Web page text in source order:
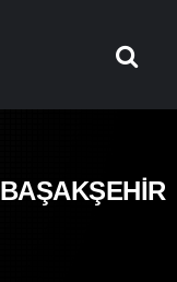
BAŞAKŞEHİR